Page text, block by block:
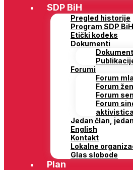
SDP BiH
Pregled historije
Program SDP BiH
Etički kodeks
Dokumenti
Forumi
Forum
Forum
Forum
Forum
aktivistica
Jedan član,
English
Kontakt
Lokalne
Glas slobode
Plan